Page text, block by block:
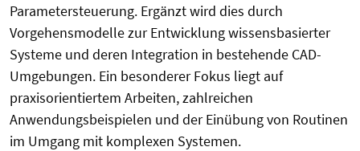
Parametersteuerung. Ergänzt wird dies durch
Vorgehensmodelle zur Entwicklung wissensbasierter
Systeme und deren Integration in bestehende CAD-
Umgebungen. Ein besonderer Fokus liegt auf
praxisorientiertem Arbeiten, zahlreichen
Anwendungsbeispielen und der Einübung von Routinen
im Umgang mit komplexen Systemen.